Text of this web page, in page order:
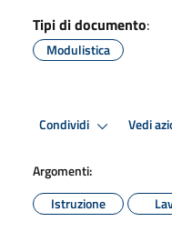
Tipi di documento:
Modulistica
Condividi Vedi
Argomenti:
Istruzione